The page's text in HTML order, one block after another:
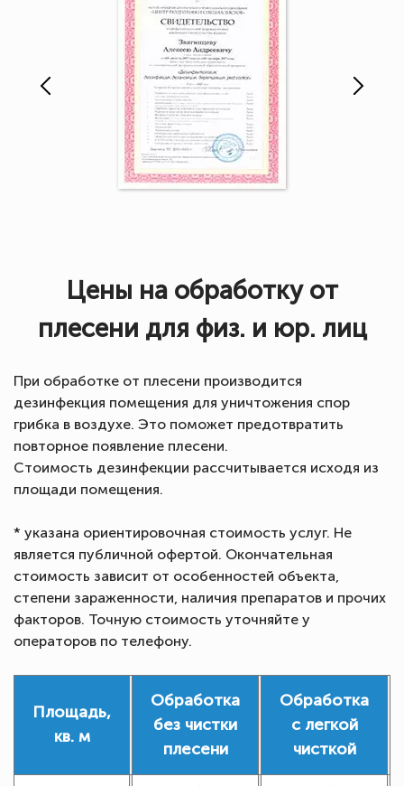
Цены на обработку от
плесени для физ. и юр. лиц
При обработке от плесени производится
дезинфекция помещения для уничтожения спор
грибка в воздухе. Это поможет предотвратить
повторное появление плесени.
Стоимость дезинфекции рассчитывается исходя из
площади помещения.
* указана ориентировочная стоимость услуг. Не
является публичной офертой. Окончательная
стоимость зависит от особенностей объекта,
степени зараженности, наличия препаратов и прочих
факторов. Точную стоимость уточняйте у
операторов по телефону.
Площадь,
кв. м
Обработка
без чистки
плесени
Обработка
с легкой
чисткой